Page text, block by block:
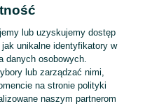
dnia 03 sierpnia 2026
altanka,
domek, pergola,
lub uzyskujemy dostęp
unikalne identyfikatory w
danych osobowych.
lub zarządzać nimi,
na stronie polityki
naszym partnerom